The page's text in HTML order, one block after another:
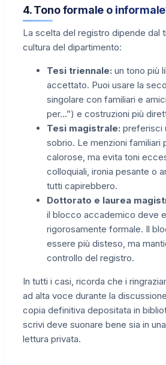
4. Tono formale o
La scelta del registro dipende dal
cultura del dipartimento:
Tesi triennale: un tono più
accettato. Puoi usare la
singolare con familiari e
per…”) e costruzioni più
Tesi magistrale: preferisci
sobrio. Le menzioni familiari
calorose, ma evita toni
colloquiali, ironia pesante o
tutti capirebbero.
Dottorato e laurea
il blocco accademico deve
rigorosamente formale. Il
essere più disteso, ma
controllo del registro.
In tutti i casi, ricorda che i
ad alta voce durante la
copia definitiva depositata in
scrivi deve suonare bene sia in
lettura privata.